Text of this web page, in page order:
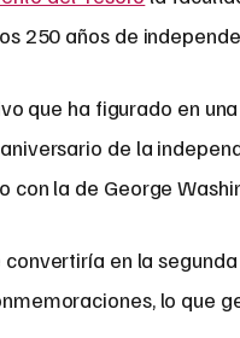
250 años de
que ha figurado en
de la
con la de George
convertiría en la
lo que